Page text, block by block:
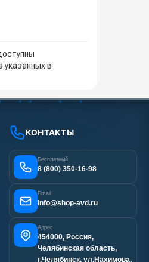
в
КОНТАКТЫ
Бесплатный
8 (800) 350-16-98
Email
info@shop-avd.ru
Адрес
454000, Россия,
Челябинская область,
г.Челябинск, ул.Нахимова,